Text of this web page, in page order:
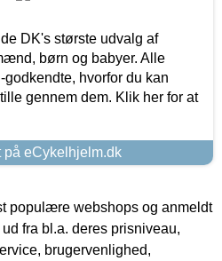
DK's største udvalg af
børn og babyer. Alle
hvorfor du kan
gennem dem. Klik her for at
på eCykelhjelm.dk
populære webshops og anmeldt
fra bl.a. deres prisniveau,
brugervenlighed,